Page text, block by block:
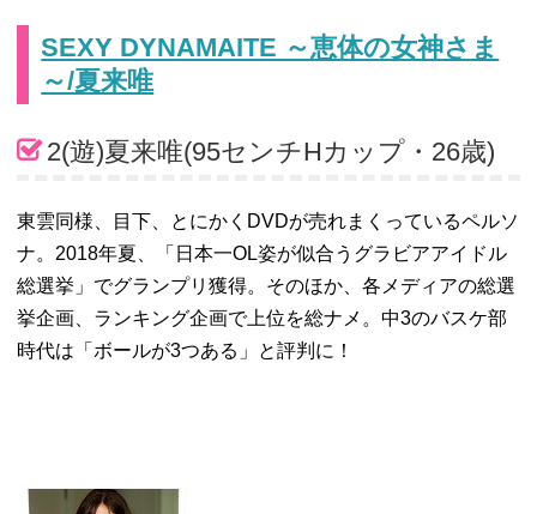
SEXY DYNAMAITE ～恵体の女神さま
～/夏来唯
2(遊)夏来唯(95センチHカップ・26歳)
東雲同様、目下、とにかくDVDが売れまくっているペルソ
ナ。2018年夏、「日本一OL姿が似合うグラビアアイドル
総選挙」でグランプリ獲得。そのほか、各メディアの総選
挙企画、ランキング企画で上位を総ナメ。中3のバスケ部
時代は「ボールが3つある」と評判に！